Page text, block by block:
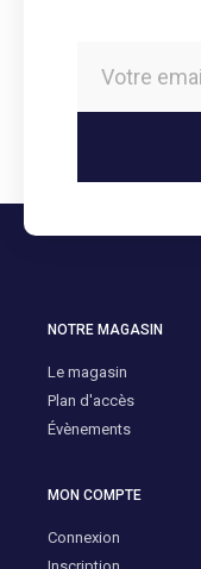
NOTRE MAGASIN
Le magasin
Plan d'accès
Évènements
MON COMPTE
Connexion